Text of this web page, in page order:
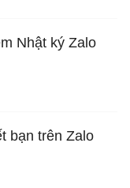
Nhật ký Zalo
bạn trên Zalo